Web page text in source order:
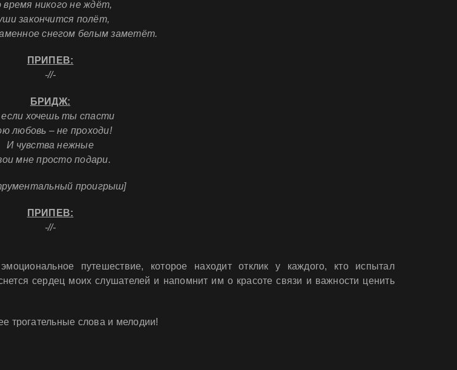
время никого не ждёт,
закончится полёт,
снегом белым заметёт.
ПРИПЕВ:
-//-
БРИДЖ:
хочешь ты спасти
любовь – не проходи!
И чувства нежные
мне просто подари.
проигрыш]
ПРИПЕВ:
-//-
путешествие, которое находит отклик у каждого, кто испытал
сердец моих слушателей и напомнит им о красоте связи и важности ценить
трогательные слова и мелодии!